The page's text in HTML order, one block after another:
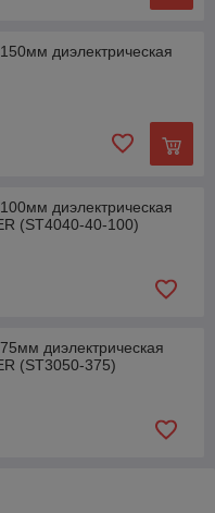
диэлектрическая
диэлектрическая
(ST4040-40-100)
диэлектрическая
(ST3050-375)